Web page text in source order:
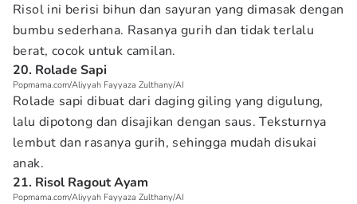
Risol ini berisi bihun dan sayuran yang dimasak dengan
bumbu sederhana. Rasanya gurih dan tidak terlalu
berat, cocok untuk camilan.
20. Rolade Sapi
Popmama.com/Aliyyah Fayyaza Zulthany/AI
Rolade sapi dibuat dari daging giling yang digulung,
lalu dipotong dan disajikan dengan saus. Teksturnya
lembut dan rasanya gurih, sehingga mudah disukai
anak.
21. Risol Ragout Ayam
Popmama.com/Aliyyah Fayyaza Zulthany/AI